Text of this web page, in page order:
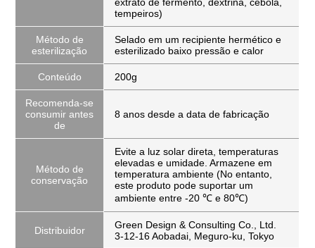
tempeiros)
Método de
esterilização
Selado em um recipiente hermético e
esterilizado baixo pressão e calor
Conteúdo 200g
Recomenda-se
consumir antes
de
8 anos desde a data de fabricação
Método de
conservação
Evite a luz solar direta, temperaturas
elevadas e umidade. Armazene em
temperatura ambiente (No entanto,
este produto pode suportar um
ambiente entre -20 ℃ e 80℃)
Distribuidor
Green Design & Consulting Co., Ltd.
3-12-16 Aobadai, Meguro-ku, Tokyo